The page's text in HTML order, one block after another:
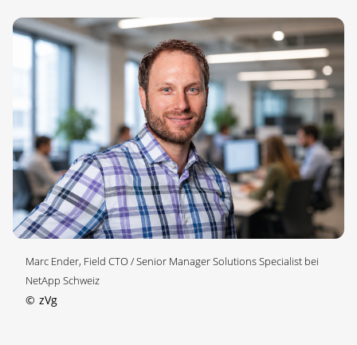
Marc Ender, Field CTO / Senior Manager Solutions Specialist bei
NetApp Schweiz
© zVg